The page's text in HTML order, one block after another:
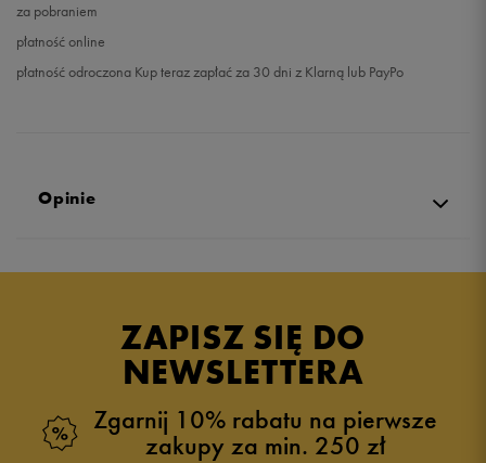
za pobraniem
płatność online
płatność odroczona Kup teraz zapłać za 30 dni z Klarną lub PayPo
Opinie
ZAPISZ SIĘ DO
NEWSLETTERA
Zgarnij 10% rabatu na pierwsze
zakupy za min. 250 zł